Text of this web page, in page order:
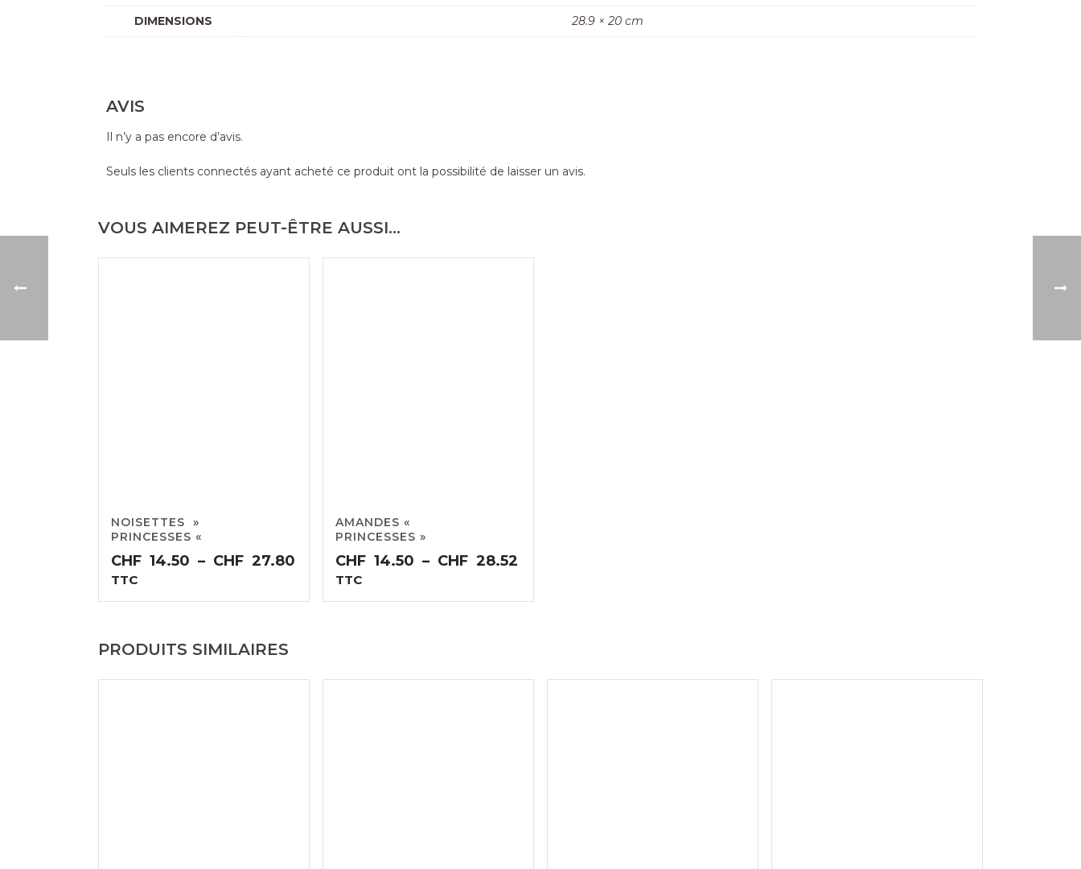
DIMENSIONS 28.9 × 20 cm
AVIS
Il n’y a pas encore d’avis.
Seuls les clients connectés ayant acheté ce produit ont la possibilité de laisser un avis.
VOUS AIMEREZ PEUT-ÊTRE AUSSI…
NOISETTES »
PRINCESSES «
CHF 14.50 – CHF 27.80 Plage
prix :
TTC
AMANDES «
PRINCESSES »
CHF 14.50 – CHF 28.52
prix :
TTC
PRODUITS SIMILAIRES